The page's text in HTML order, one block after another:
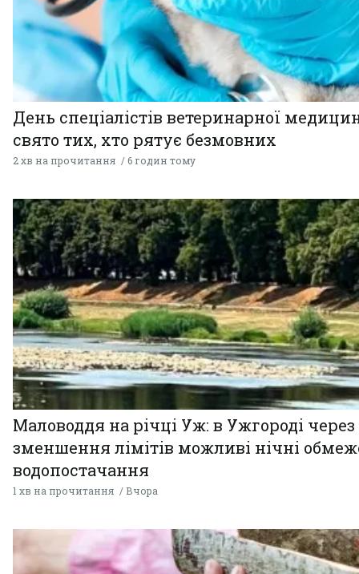
День спеціалістів ветеринарної
свято тих, хто рятує безмовних
2 хв на прочитання 6 годин тому
Маловоддя на річці Уж: в Ужгороді через
зменшення лімітів можливі нічні
водопостачання
1 хв на прочитання Вчора